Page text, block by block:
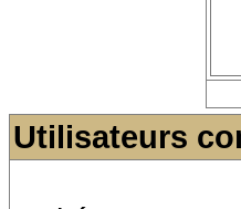
Utilisateurs